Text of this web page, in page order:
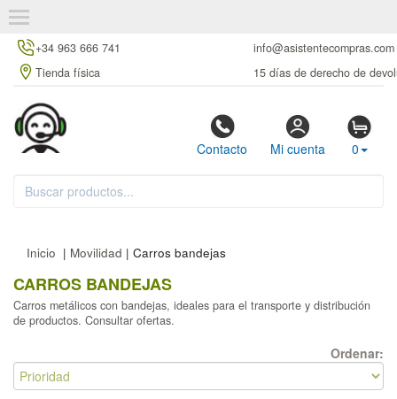
+34 963 666 741
info@asistentecompras.com
Tienda física
15 días de derecho de
Contacto Mi cuenta 0
Inicio | Movilidad | Carros bandejas
CARROS BANDEJAS
Carros metálicos con bandejas, ideales para el transporte y distribución
de productos. Consultar ofertas.
Ordenar: